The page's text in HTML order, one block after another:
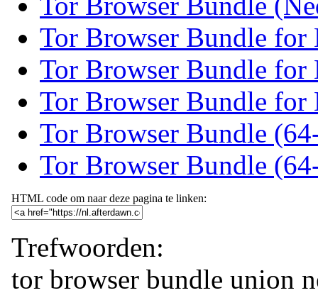
Tor Browser Bundle for
Tor Browser Bundle for
Tor Browser Bundle for
Tor Browser Bundle
Tor Browser Bundle
HTML code om naar deze pagina te linken:
Trefwoorden:
tor browser bundle union